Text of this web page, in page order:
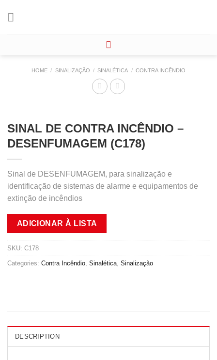
HOME / SINALIZAÇÃO / SINALÉTICA / CONTRA INCÊNDIO
SINAL DE CONTRA INCÊNDIO –
DESENFUMAGEM (C178)
Sinal de DESENFUMAGEM, para sinalização e
identificação de sistemas de alarme e equipamentos de
extinção de incêndios
ADICIONAR À LISTA
SKU: C178
Categories: Contra Incêndio Sinalética Sinalização
DESCRIPTION